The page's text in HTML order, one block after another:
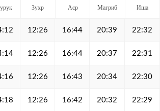
Зухр Аср Магриб Иша
12:26 16:44 20:39 22:32
12:26 16:44 20:37 22:31
12:26 16:43 20:34 22:30
12:26 16:42 20:32 22:29